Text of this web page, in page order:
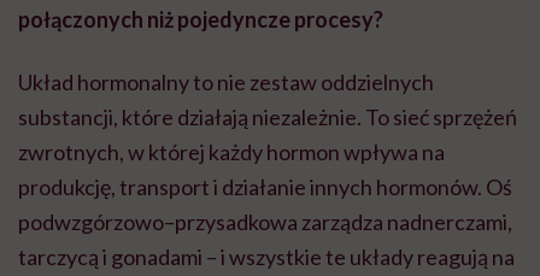
połączonych niż pojedyncze procesy?
Układ hormonalny to nie zestaw oddzielnych
substancji, które działają niezależnie. To sieć sprzężeń
zwrotnych, w której każdy hormon wpływa na
produkcję, transport i działanie innych hormonów. Oś
podwzgórzowo–przysadkowa zarządza nadnerczami,
tarczycą i gonadami – i wszystkie te układy reagują na